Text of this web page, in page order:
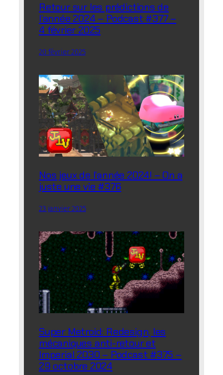
Retour sur les prédictions de
l’année 2024 – Podcast #377 –
4 février 2025
20 février 2025
Nos jeux de l’année 2024! – On a
juste une vie #376
23 janvier 2025
Super Metroid: Redesign, les
mécaniques anti-retour et
Imperial 2030 – Podcast #375 –
29 octobre 2024